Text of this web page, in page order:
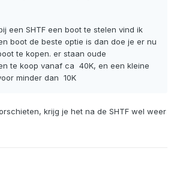
een SHTF een boot te stelen vind ik
boot de beste optie is dan doe je er nu
te kopen. er staan oude
te koop vanaf ca  40K, en een kleine
minder dan  10K
krijg je het na de SHTF wel weer